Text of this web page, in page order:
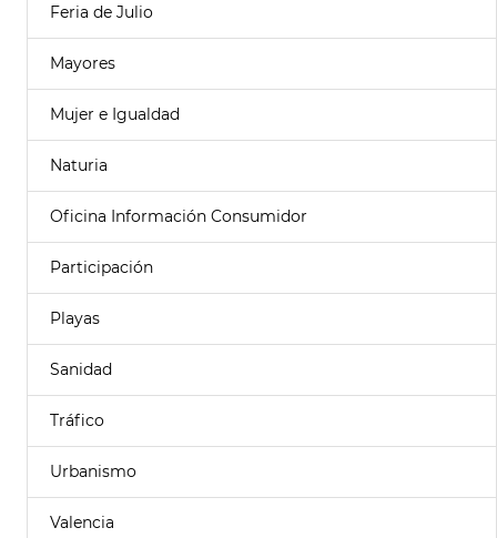
Feria de Julio
Mayores
Mujer e Igualdad
Naturia
Oficina Información Consumidor
Participación
Playas
Sanidad
Tráfico
Urbanismo
Valencia